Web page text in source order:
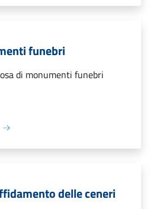
funebri
di monumenti funebri
delle ceneri